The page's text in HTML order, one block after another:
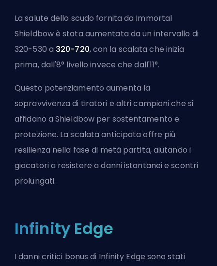
La salute dello scudo fornita da Immortal
Shieldbow è stata aumentata da un intervallo di
320-530 a 320-720, con la scalata che inizia
prima, dall'8° livello invece che dall'11°.
Questo potenziamento aumenta la
sopravvivenza di tiratori e altri campioni che si
affidano a Shieldbow per sostentamento e
protezione. La scalata anticipata offre più
resilienza nella fase di metà partita, aiutando i
giocatori a resistere a danni istantanei e scontri
prolungati.
Infinity Edge
I danni critici bonus di Infinity Edge sono stati